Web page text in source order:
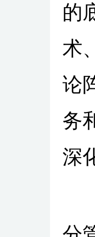
的
术
论
务
深